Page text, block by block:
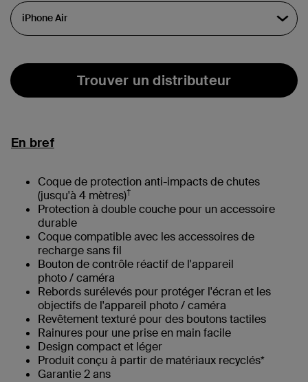
Trouver un distributeur
En bref
Coque de protection anti-impacts de chutes
(jusqu'à 4 mètres)†
Protection à double couche pour un accessoire
durable
Coque compatible avec les accessoires de
recharge sans fil
Bouton de contrôle réactif de l'appareil
photo / caméra
Rebords surélevés pour protéger l'écran et les
objectifs de l'appareil photo / caméra
Revêtement texturé pour des boutons tactiles
Rainures pour une prise en main facile
Design compact et léger
Produit conçu à partir de matériaux recyclés*
Garantie 2 ans